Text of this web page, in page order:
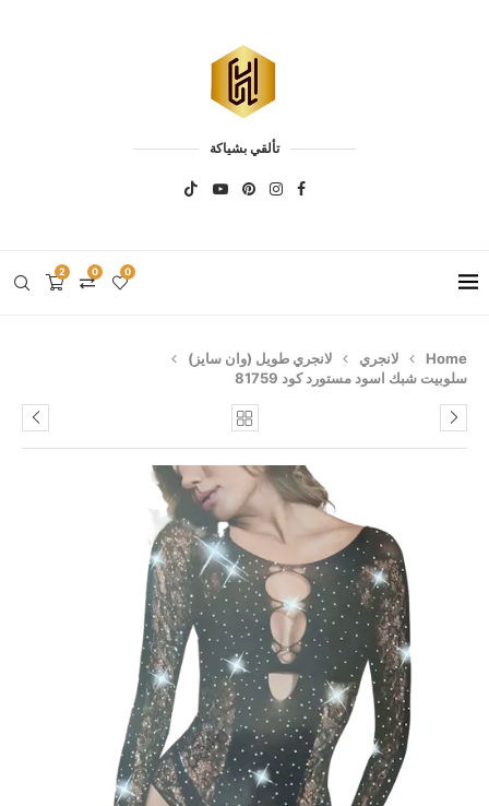
تألقي بشياكة
2 0 0
Home لانجري
لانجري طويل (وان سايز)
سلوبيت شبك اسود مستورد كود 81759